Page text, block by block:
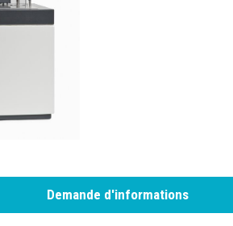
Demande d'informations